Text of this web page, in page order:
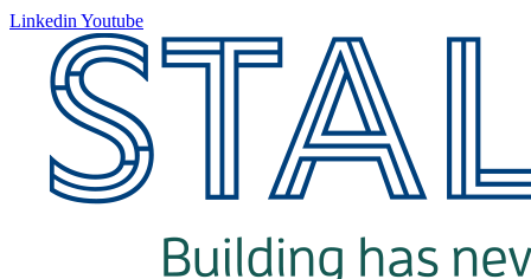
Linkedin Youtube